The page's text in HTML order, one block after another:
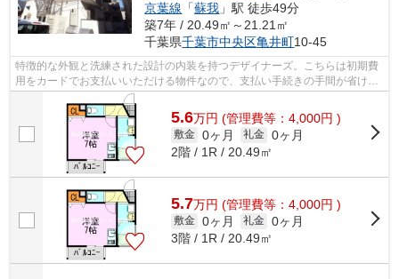
京葉線 「蘇我 」駅 徒歩49分
築7年 / 20.49㎡～21.21㎡
千葉県千葉市中央区亀井町10-45
特徴的な外観と洗練された設計の内装を持つデザイナーズ。こちらは初期費
用をカードでお支払いいただける物件なので、支払い手続きの手間が省けま
す。眺望良好で景色が楽しめます。当...
5.6万円 (管理費等：4,000円 )
敷金 0ヶ月 礼金 0ヶ月
2階 / 1R / 20.49㎡
5.7万円 (管理費等：4,000円 )
敷金 0ヶ月 礼金 0ヶ月
3階 / 1R / 20.49㎡